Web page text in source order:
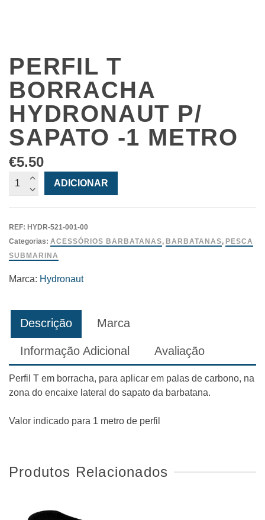
PERFIL T
BORRACHA
HYDRONAUT P/
SAPATO -1 METRO
€5.50
Quantidade
Hydronaut
p/
Sapato
ADICIONAR
REF: HYDR-521-001-00
Categorias: ACESSÓRIOS BARBATANAS, BARBATANAS, PESCA
SUBMARINA
Marca: Hydronaut
Descrição Marca
Informação Adicional Avaliação
Perfil T em borracha, para aplicar em palas de carbono, na
zona do encaixe lateral do sapato da barbatana.
Valor indicado para 1 metro de perfil
Produtos Relacionados